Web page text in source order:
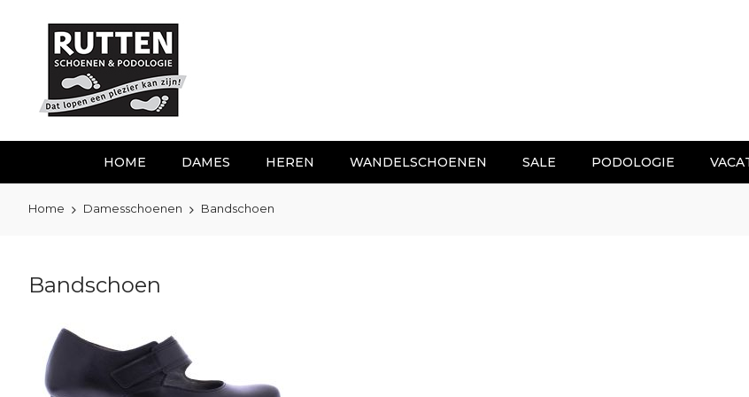
inhoud
HOME DAMES HEREN WANDELSCHOENEN SALE PODOLOGIE
Home Damesschoenen Bandschoen
Bandschoen